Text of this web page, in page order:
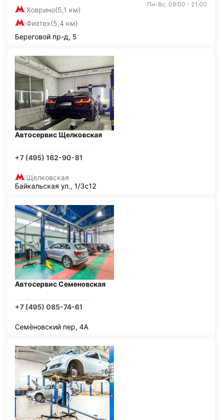
Ховрино(5,1 км)
Физтех(5,4 км)
Пн-Вс: 09:00 - 21:00
Береговой пр-д, 5
Автосервис Щелковская
+7 (495) 162-90-81
Щелковская
Байкальская ул., 1/3с12
Автосервис Семеновская
+7 (495) 085-74-61
Семёновский пер, 4А